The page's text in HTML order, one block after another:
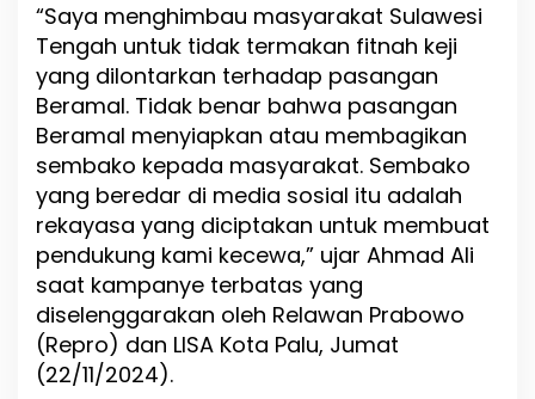
k
o
S
e
b
t
I
s
F
i
n
a
“Saya menghimbau masyarakat Sulawesi
Tengah untuk tidak termakan fitnah keji
yang dilontarkan terhadap pasangan
Beramal. Tidak benar bahwa pasangan
Beramal menyiapkan atau membagikan
sembako kepada masyarakat. Sembako
yang beredar di media sosial itu adalah
rekayasa yang diciptakan untuk membuat
pendukung kami kecewa,” ujar Ahmad Ali
saat kampanye terbatas yang
diselenggarakan oleh Relawan Prabowo
(Repro) dan LISA Kota Palu, Jumat
(22/11/2024).